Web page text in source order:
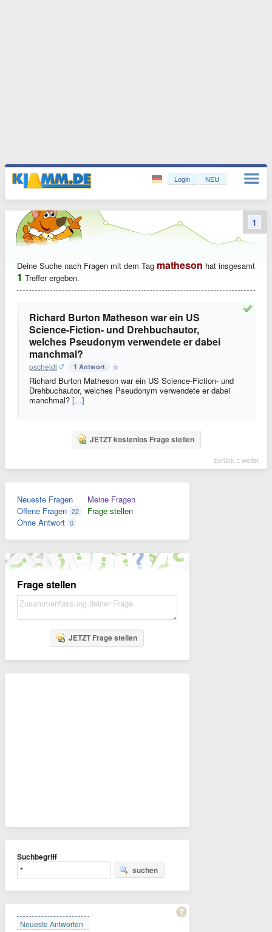
Login NEU
Deine Suche nach Fragen mit dem Tag matheson hat insgesamt
1 Treffer ergeben.
Richard Burton Matheson war ein US
Science-Fiction- und Drehbuchautor,
welches Pseudonym verwendete er dabei
manchmal?
pscheidl 1 Antwort
Richard Burton Matheson war ein US Science-Fiction- und
Drehbuchautor, welches Pseudonym verwendete er dabei
manchmal? [...]
JETZT kostenlos Frage stellen
zurück :: weiter
1
Neueste Fragen
Offene Fragen 22
Ohne Antwort 0
Meine Fragen
Frage stellen
Frage stellen
JETZT Frage stellen
Suchbegriff
suchen
Neueste Antworten